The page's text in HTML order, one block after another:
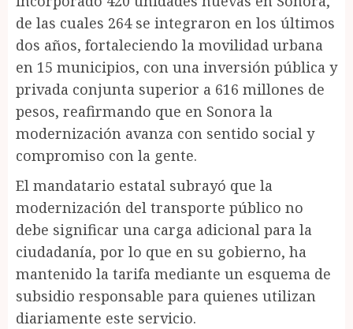
de las cuales 264 se integraron en los últimos
dos años, fortaleciendo la movilidad urbana
en 15 municipios, con una inversión pública y
privada conjunta superior a 616 millones de
pesos, reafirmando que en Sonora la
modernización avanza con sentido social y
compromiso con la gente.
El mandatario estatal subrayó que la
modernización del transporte público no
debe significar una carga adicional para la
ciudadanía, por lo que en su gobierno, ha
mantenido la tarifa mediante un esquema de
subsidio responsable para quienes utilizan
diariamente este servicio.